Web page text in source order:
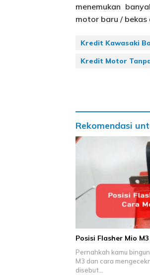
menemukan
motor baru / bekas
Kredit Kawasaki
Kredit Motor
Rekomendasi
Posisi Flasher Mio
Pernahkah kamu
M3 dan cara
disebut…